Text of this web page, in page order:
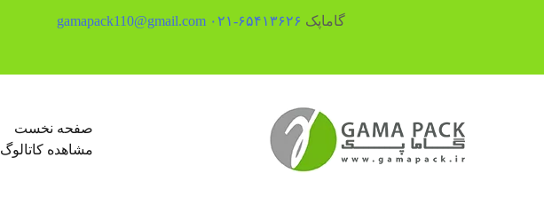
گاماپک ۶۵۴۱۳۶۲۶-۰۲۱ gamapack110@gmail.com
صفحه نخست
مشاهده کاتالوگ